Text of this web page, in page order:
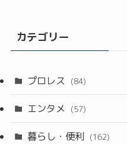
カテゴリー
プロレス (84)
エンタメ (57)
暮らし・便利 (162)